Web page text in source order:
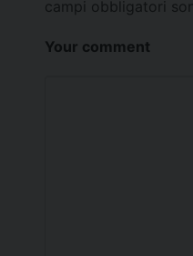
campi obbligatori
Your comment